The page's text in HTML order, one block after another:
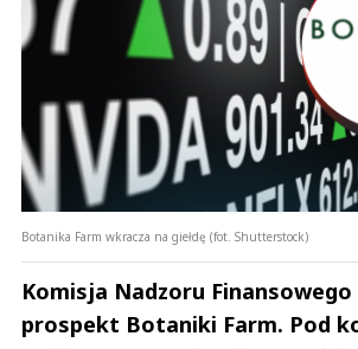
Botanika Farm wkracza na giełdę (fot. Shutterstock)
Komisja Nadzoru Finansowego
prospekt Botaniki Farm. Pod